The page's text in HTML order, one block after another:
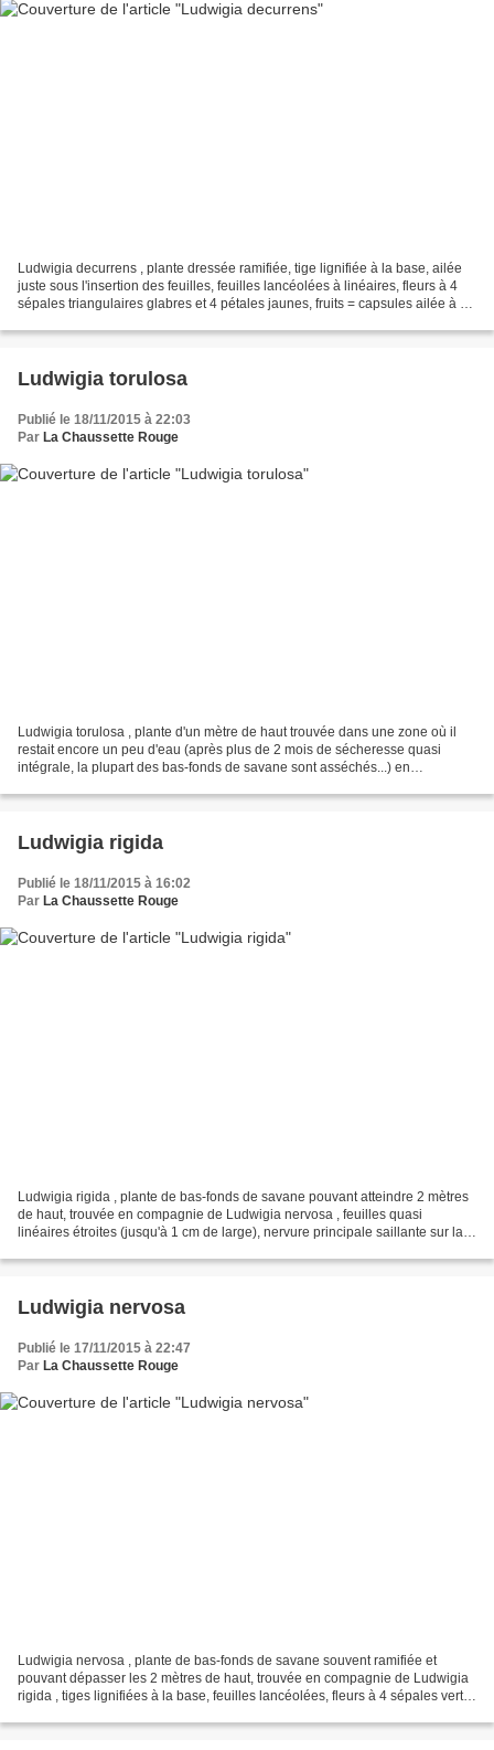
Ludwigia decurrens , plante dressée ramifiée, tige lignifiée à la base, ailée
juste sous l'insertion des feuilles, feuilles lancéolées à linéaires, fleurs à 4
sépales triangulaires glabres et 4 pétales jaunes, fruits = capsules ailée à 4
Ludwigia torulosa
Publié le 18/11/2015 à 22:03
Par La Chaussette Rouge
Ludwigia torulosa , plante d'un mètre de haut trouvée dans une zone où il
restait encore un peu d'eau (après plus de 2 mois de sécheresse quasi
intégrale, la plupart des bas-fonds de savane sont asséchés...) en
Ludwigia rigida
Publié le 18/11/2015 à 16:02
Par La Chaussette Rouge
Ludwigia rigida , plante de bas-fonds de savane pouvant atteindre 2 mètres
de haut, trouvée en compagnie de Ludwigia nervosa , feuilles quasi
linéaires étroites (jusqu'à 1 cm de large), nervure principale saillante sur la
Ludwigia nervosa
Publié le 17/11/2015 à 22:47
Par La Chaussette Rouge
Ludwigia nervosa , plante de bas-fonds de savane souvent ramifiée et
pouvant dépasser les 2 mètres de haut, trouvée en compagnie de Ludwigia
rigida , tiges lignifiées à la base, feuilles lancéolées, fleurs à 4 sépales verts